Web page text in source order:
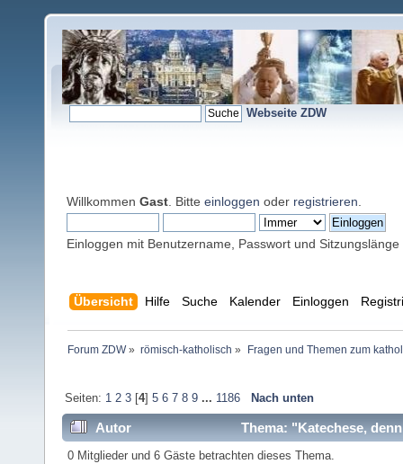
Webseite ZDW
Willkommen Gast . Bitte einloggen oder registrieren
Einloggen mit Benutzername, Passwort und Sitzungslänge
Übersicht Hilfe Suche Kalender Einloggen
Forum ZDW» römisch-katholisch » Fragen und Themen zum
Seiten: 1 2 3[4] 5 6 7 8 9 ... 1186 Nach unten
Autor Thema: "Katechese,
0 Mitglieder und 6 Gäste betrachten dieses Thema.